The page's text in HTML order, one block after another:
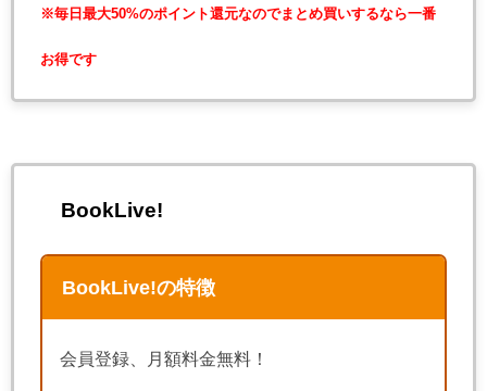
※毎日最大50%のポイント還元なのでまとめ買いするなら一番
お得です
BookLive!
BookLive!の特徴
会員登録、月額料金無料！